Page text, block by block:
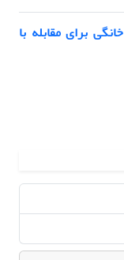
برای مقابله با